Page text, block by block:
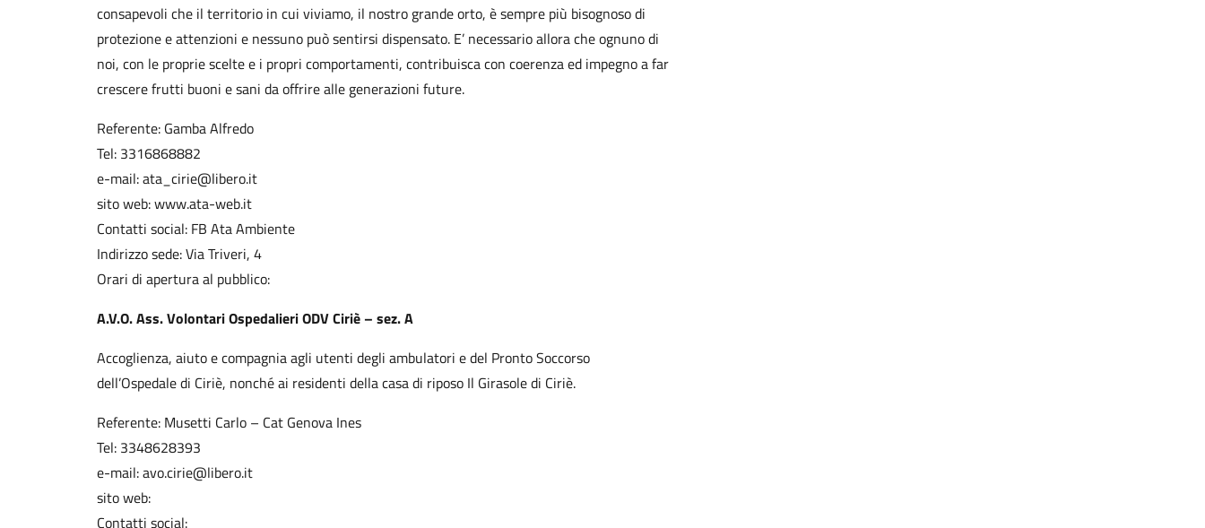
consapevoli che il territorio in cui viviamo, il nostro grande orto, è sempre più bisognoso di
protezione e attenzioni e nessuno può sentirsi dispensato. E’ necessario allora che ognuno di
noi, con le proprie scelte e i propri comportamenti, contribuisca con coerenza ed impegno a far
crescere frutti buoni e sani da offrire alle generazioni future.
Referente: Gamba Alfredo
Tel: 3316868882
e-mail: ata_cirie@libero.it
sito web: www.ata-web.it
Contatti social: FB Ata Ambiente
Indirizzo sede: Via Triveri, 4
Orari di apertura al pubblico:
A.V.O. Ass. Volontari Ospedalieri ODV Ciriè – sez. A
Accoglienza, aiuto e compagnia agli utenti degli ambulatori e del Pronto Soccorso
dell’Ospedale di Ciriè, nonché ai residenti della casa di riposo Il Girasole di Ciriè.
Referente: Musetti Carlo – Cat Genova Ines
Tel: 3348628393
e-mail: avo.cirie@libero.it
sito web:
Contatti social: